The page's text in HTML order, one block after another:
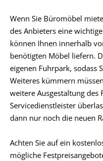
Wenn Sie Büromöbel
des Anbieters eine
können Ihnen innerhalb
benötigten Möbel liefern.
eigenen Fuhrpark, sodass
Weiteres kümmern
weitere Ausgestaltung des
Servicedienstleister
dann nur noch die neuen
Achten Sie auf ein
mögliche